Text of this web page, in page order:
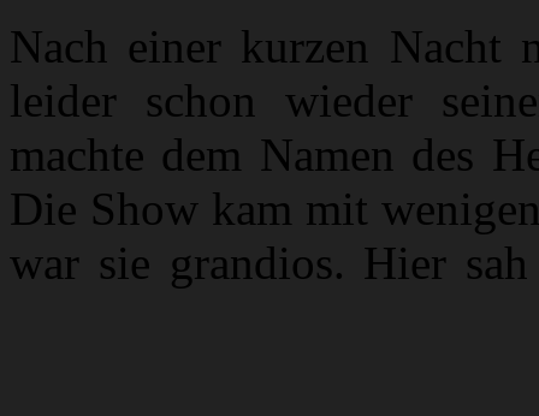
Nach einer kurzen Nacht
leider schon wieder
machte dem Namen des
Die Show kam mit
war sie grandios. Hier